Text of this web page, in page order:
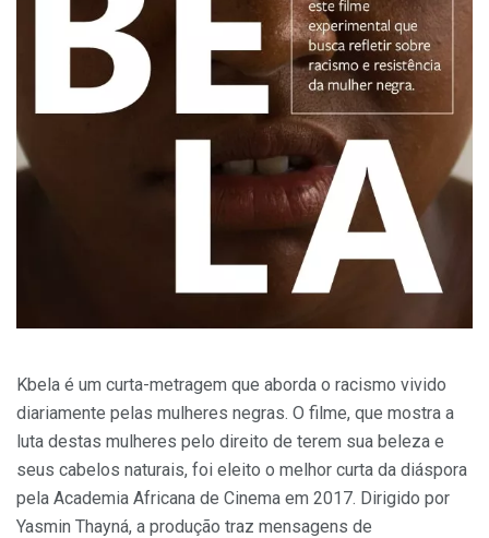
Kbela é um curta-metragem que aborda o racismo vivido
diariamente pelas mulheres negras. O filme, que mostra a
luta destas mulheres pelo direito de terem sua beleza e
seus cabelos naturais, foi eleito o melhor curta da diáspora
pela Academia Africana de Cinema em 2017. Dirigido por
Yasmin Thayná, a produção traz mensagens de